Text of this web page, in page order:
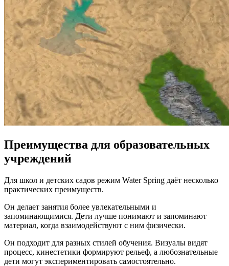
Преимущества для образовательных
учреждений
Для школ и детских садов режим Water Spring даёт несколько
практических преимуществ.
Он делает занятия более увлекательными и
запоминающимися. Дети лучше понимают и запоминают
материал, когда взаимодействуют с ним физически.
Он подходит для разных стилей обучения. Визуалы видят
процесс, кинестетики формируют рельеф, а любознательные
дети могут экспериментировать самостоятельно.